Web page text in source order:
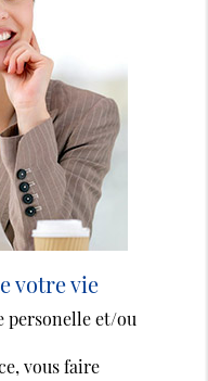
votre vie
personelle et/ou
vous faire